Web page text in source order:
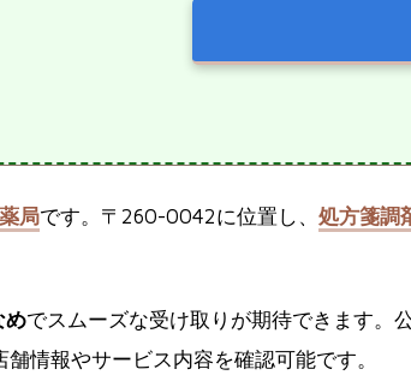
局です。〒260-0042に位置し、 処方箋調
めでスムーズな受け取りが期待できます。
舗情報やサービス内容を確認可能です。